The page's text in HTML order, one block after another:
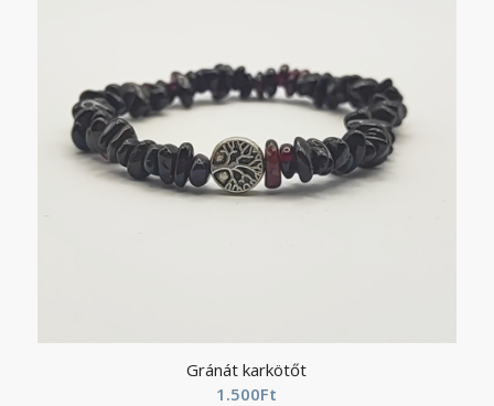
Gránát karkötőt
1.500Ft